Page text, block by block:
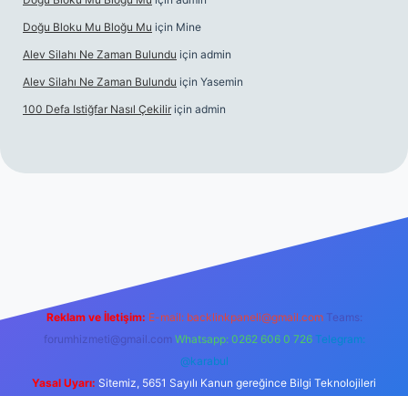
Doğu Bloku Mu Bloğu Mu için Mine
Alev Silahı Ne Zaman Bulundu için admin
Alev Silahı Ne Zaman Bulundu için Yasemin
100 Defa Istiğfar Nasıl Çekilir için admin
Reklam ve İletişim: E-mail: backlinkpaneli@gmail.com Teams:
forumhizmeti@gmail.com Whatsapp: 0262 606 0 726 Telegram:
@karabul
Yasal Uyarı: Sitemiz, 5651 Sayılı Kanun gereğince Bilgi Teknolojileri